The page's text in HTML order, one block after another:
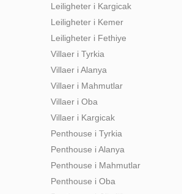
Leiligheter i Kargicak
Leiligheter i Kemer
Leiligheter i Fethiye
Villaer i Tyrkia
Villaer i Alanya
Villaer i Mahmutlar
Villaer i Oba
Villaer i Kargicak
Penthouse i Tyrkia
Penthouse i Alanya
Penthouse i Mahmutlar
Penthouse i Oba